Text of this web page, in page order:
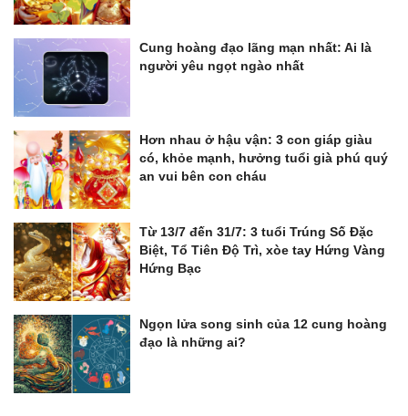
Cung hoàng đạo lãng mạn nhất: Ai là
người yêu ngọt ngào nhất
Hơn nhau ở hậu vận: 3 con giáp giàu
có, khỏe mạnh, hưởng tuổi già phú quý
an vui bên con cháu
Từ 13/7 đến 31/7: 3 tuổi Trúng Số Đặc
Biệt, Tổ Tiên Độ Trì, xòe tay Hứng Vàng
Hứng Bạc
Ngọn lửa song sinh của 12 cung hoàng
đạo là những ai?